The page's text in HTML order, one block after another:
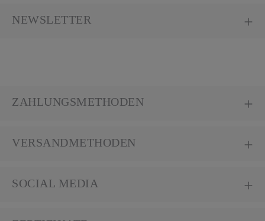
NEWSLETTER
ZAHLUNGSMETHODEN
VERSANDMETHODEN
SOCIAL MEDIA